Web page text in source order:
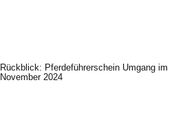
Rückblick: Pferdeführerschein Umgang im
November 2024